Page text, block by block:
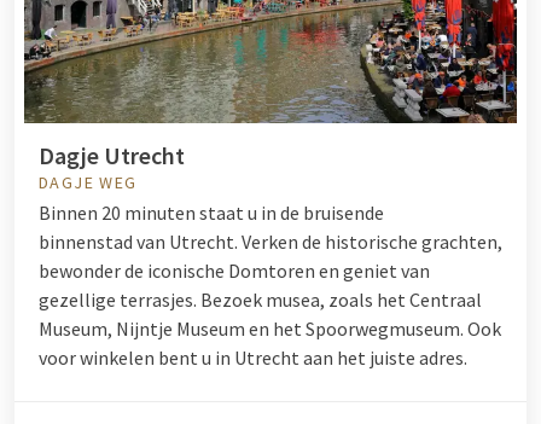
Dagje Utrecht
DAGJE WEG
Binnen 20 minuten staat u in de bruisende
binnenstad van Utrecht. Verken de historische grachten,
bewonder de iconische Domtoren en geniet van
gezellige terrasjes. Bezoek musea, zoals het Centraal
Museum, Nijntje Museum en het Spoorwegmuseum. Ook
voor winkelen bent u in Utrecht aan het juiste adres.